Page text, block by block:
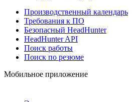
Производственный календарь
Требования к ПО
Безопасный HeadHunter
HeadHunter API
Поиск работы
Поиск по резюме
Мобильное приложение